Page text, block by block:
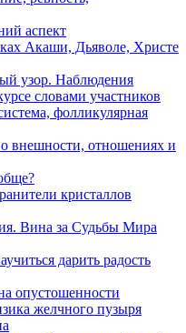
аспект
Акаши, Дьяволе, Христе
узор. Наблюдения
словами участников
фолликулярная
внешности, отношениях и
кристаллов
Вина за Судьбы Мира
дарить радость
опустошенности
желчного пузыря